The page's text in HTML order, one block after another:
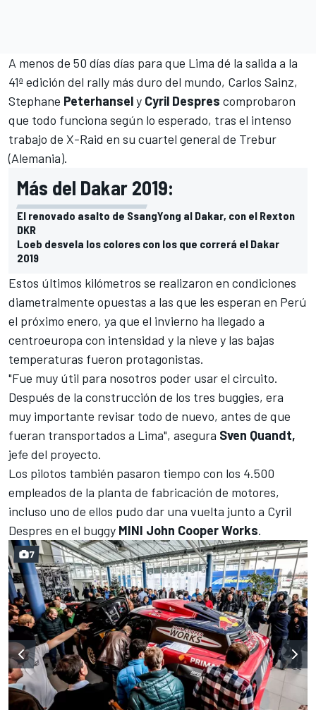
A menos de 50 días días para que Lima dé la salida a la
41ª edición del rally más duro del mundo, Carlos Sainz,
Stephane Peterhansely Cyril Despres comprobaron
que todo funciona según lo esperado, tras el intenso
trabajo de X-Raid en su cuartel general de Trebur
(Alemania).
Más del Dakar 2019:
El renovado asalto de SsangYong al Dakar, con el Rexton
DKR
Loeb desvela los colores con los que correrá el Dakar
2019
Estos últimos kilómetros se realizaron en condiciones
diametralmente opuestas a las que les esperan en Perú
el próximo enero, ya que el invierno ha llegado a
centroeuropa con intensidad y la nieve y las bajas
temperaturas fueron protagonistas.
"Fue muy útil para nosotros poder usar el circuito.
Después de la construcción de los tres buggies, era
muy importante revisar todo de nuevo, antes de que
fueran transportados a Lima", asegura Sven Quandt,
jefe del proyecto.
Los pilotos también pasaron tiempo con los 4.500
empleados de la planta de fabricación de motores,
incluso uno de ellos pudo dar una vuelta junto a Cyril
Despres en el buggy MINI John Cooper Works.
7